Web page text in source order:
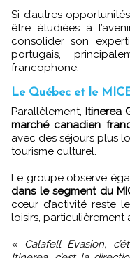
Si d’autres
être étudiées à
consolider son
portugais,
francophone.
Le Québec et le
Parallèlement, Itinerea
marché canadien
avec des séjours plus
tourisme culturel.
Le groupe observe
dans le segment du
cœur d’activité reste
loisirs, particulièrement
« Calafell Evasion,